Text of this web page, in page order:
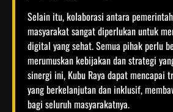
Selain itu, kolaborasi antara
masyarakat sangat diperlukan untuk
digital yang sehat. Semua pihak perlu
merumuskan kebijakan dan strategi
sinergi ini, Kubu Raya dapat mencapai
yang berkelanjutan dan inklusif,
bagi seluruh masyarakatnya.